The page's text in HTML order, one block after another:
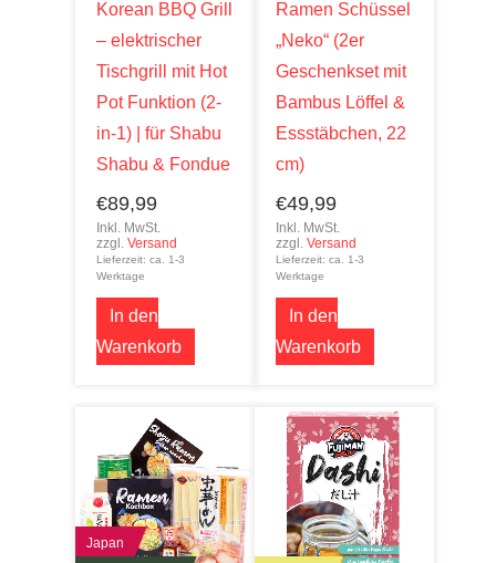
Korean BBQ Grill
– elektrischer
Tischgrill mit Hot
Pot Funktion (2-
in-1) | für Shabu
Shabu & Fondue
€89,99
Inkl. MwSt.
zzgl.Versand
Lieferzeit: ca. 1-3
Werktage
In den
Warenkorb
Ramen Schüssel
„Neko“ (2er
Geschenkset mit
Bambus Löffel &
Essstäbchen, 22
cm)
€49,99
Inkl. MwSt.
zzgl.Versand
Lieferzeit: ca. 1-3
Werktage
In den
Warenkorb
Japan